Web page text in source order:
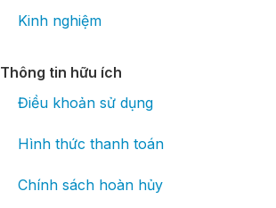
Kinh nghiệm
Thông tin hữu ích
Điều khoản sử dụng
Hình thức thanh toán
Chính sách hoàn hủy